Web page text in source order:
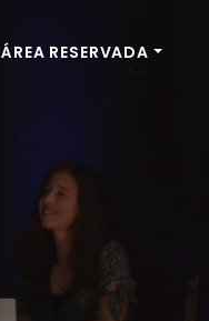
ÁREA RESERVADA